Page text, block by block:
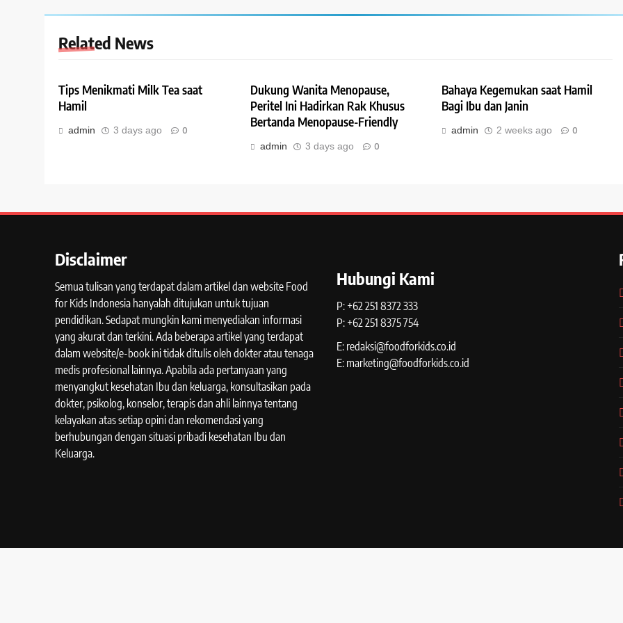
Related News
Tips Menikmati Milk Tea saat
Hamil
admin 3 days ago 0
Dukung Wanita Menopause,
Peritel Ini Hadirkan Rak Khusus
Bertanda Menopause-Friendly
admin 3 days ago 0
Bahaya Kegemukan saat Hamil
Bagi Ibu dan Janin
admin 2 weeks ago 0
Disclaimer
Semua tulisan yang terdapat dalam artikel dan website Food
for Kids Indonesia hanyalah ditujukan untuk tujuan
pendidikan. Sedapat mungkin kami menyediakan informasi
yang akurat dan terkini. Ada beberapa artikel yang terdapat
dalam website/e-book ini tidak ditulis oleh dokter atau tenaga
medis profesional lainnya. Apabila ada pertanyaan yang
menyangkut kesehatan Ibu dan keluarga, konsultasikan pada
dokter, psikolog, konselor, terapis dan ahli lainnya tentang
kelayakan atas setiap opini dan rekomendasi yang
berhubungan dengan situasi pribadi kesehatan Ibu dan
Keluarga.
Hubungi Kami
P: +62 251 8372 333
P: +62 251 8375 754
E: redaksi@foodforkids.co.id
E: marketing@foodforkids.co.id